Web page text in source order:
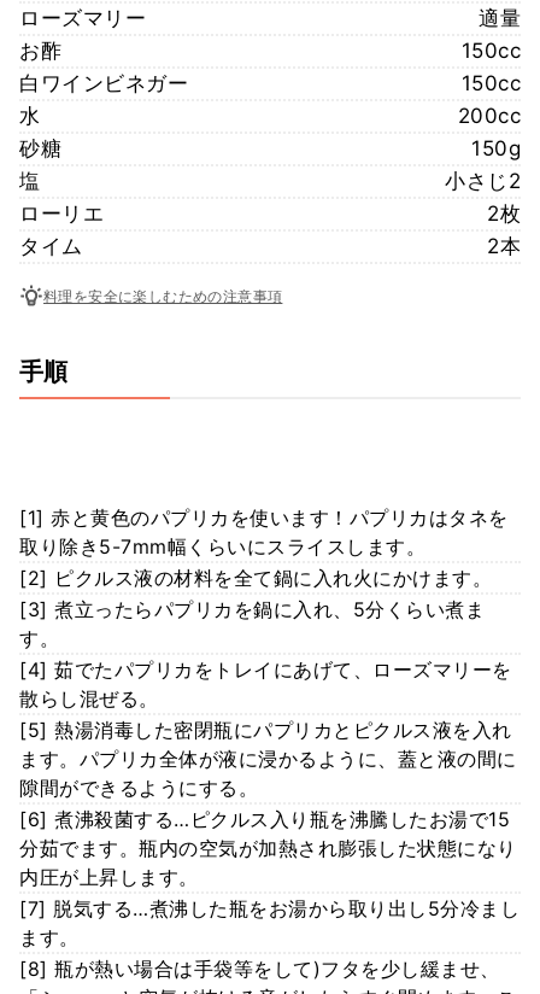
ローズマリー
適量
お酢
150cc
白ワインビネガー
150cc
水
200cc
砂糖
150g
塩
小さじ2
ローリエ
2枚
タイム
2本
料理を安全に楽しむための注意事項
手順
[1] 赤と黄色のパプリカを使います！パプリカはタネを
取り除き5-7mm幅くらいにスライスします。
[2] ピクルス液の材料を全て鍋に入れ火にかけます。
[3] 煮立ったらパプリカを鍋に入れ、5分くらい煮ま
す。
[4] 茹でたパプリカをトレイにあげて、ローズマリーを
散らし混ぜる。
[5] 熱湯消毒した密閉瓶にパプリカとピクルス液を入れ
ます。パプリカ全体が液に浸かるように、蓋と液の間に
隙間ができるようにする。
[6] 煮沸殺菌する…ピクルス入り瓶を沸騰したお湯で15
分茹でます。瓶内の空気が加熱され膨張した状態になり
内圧が上昇します。
[7] 脱気する…煮沸した瓶をお湯から取り出し5分冷まし
ます。
[8] 瓶が熱い場合は手袋等をして)フタを少し緩ませ、